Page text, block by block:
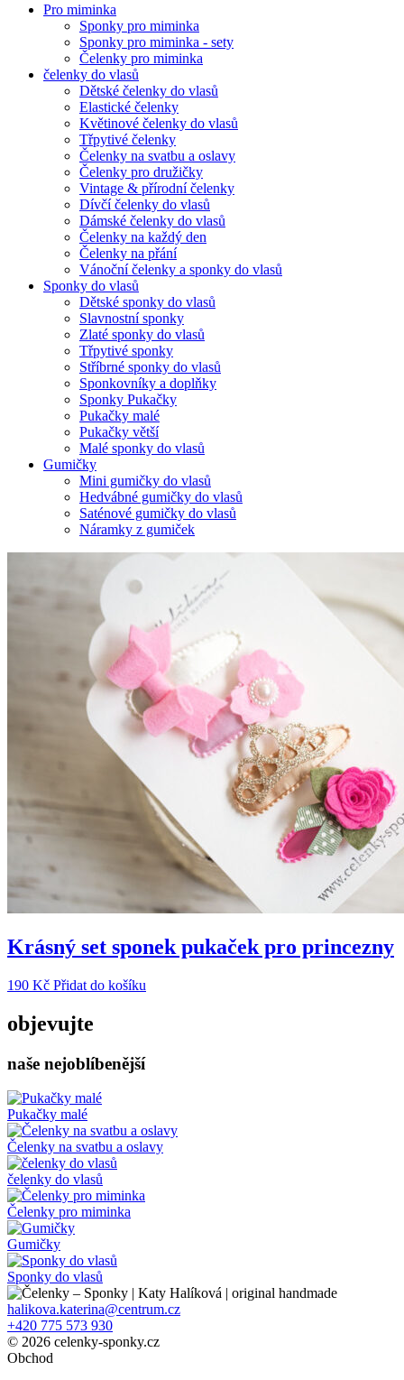
Pro miminka
Sponky pro miminka
Sponky pro miminka - sety
Čelenky pro miminka
čelenky do vlasů
Dětské čelenky do vlasů
Elastické čelenky
Květinové čelenky do vlasů
Třpytivé čelenky
Čelenky na svatbu a oslavy
Čelenky pro družičky
Vintage & přírodní čelenky
Dívčí čelenky do vlasů
Dámské čelenky do vlasů
Čelenky na každý den
Čelenky na přání
Vánoční čelenky a sponky do vlasů
Sponky do vlasů
Dětské sponky do vlasů
Slavnostní sponky
Zlaté sponky do vlasů
Třpytivé sponky
Stříbrné sponky do vlasů
Sponkovníky a doplňky
Sponky Pukačky
Pukačky malé
Pukačky větší
Malé sponky do vlasů
Gumičky
Mini gumičky do vlasů
Hedvábné gumičky do vlasů
Saténové gumičky do vlasů
Náramky z gumiček
Krásný set sponek pukaček pro princezny
190 Kč Přidat do košíku
objevujte
naše nejoblíbenější
Pukačky malé
Čelenky na svatbu a oslavy
čelenky do vlasů
Čelenky pro miminka
Gumičky
Sponky do vlasů
halikova.katerina@centrum.cz
+420 775 573 930
© 2026 celenky-sponky.cz
Obchod